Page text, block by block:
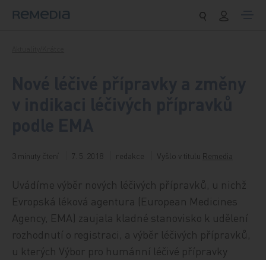
3 minuty čtení 7. 5. 2018 redakce Vyšlo v titulu Remedia
Uvádíme výběr nových léčivých přípravků, u nichž
Evropská léková agentura (European Medicines
Agency, EMA) zaujala kladné stanovisko k udělení
rozhodnutí o registraci, a výběr léčivých přípravků,
u kterých Výbor pro humánní léčivé přípravky